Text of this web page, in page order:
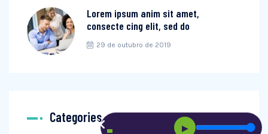
Lorem ipsum anim sit amet,
consecte cing elit, sed do
29 de outubro de 2019
Categories
▶